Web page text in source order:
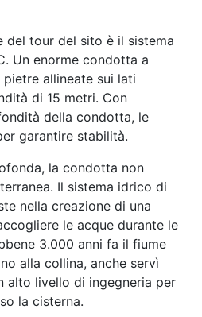
del tour del sito è il sistema
Un enorme condotta a
allineate sui lati
di 15 metri. Con
della condotta, le
garantire stabilità.
la condotta non
Il sistema idrico di
nella creazione di una
le acque durante le
3.000 anni fa il fiume
alla collina, anche servì
alto livello di ingegneria per
la cisterna.